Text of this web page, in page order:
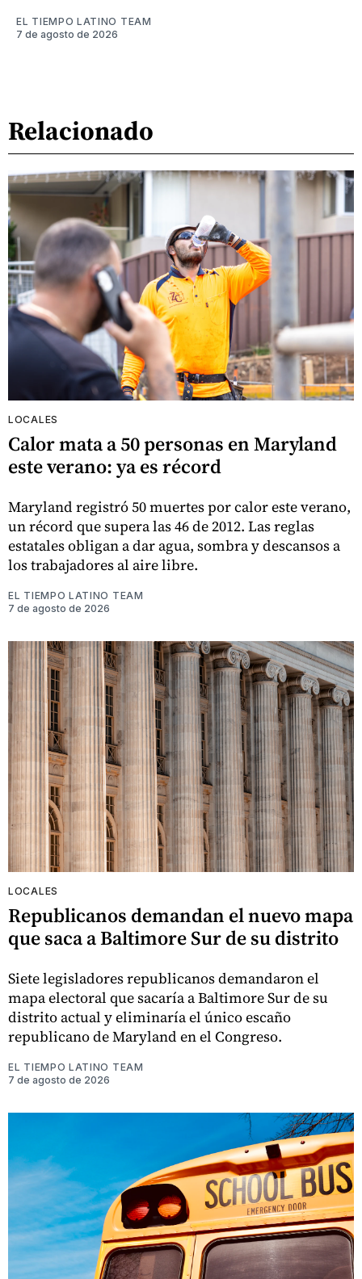
EL TIEMPO LATINO TEAM
7 de agosto de 2026
Relacionado
LOCALES
Calor mata a 50 personas en Maryland
este verano: ya es récord
Maryland registró 50 muertes por calor este verano,
un récord que supera las 46 de 2012. Las reglas
estatales obligan a dar agua, sombra y descansos a
los trabajadores al aire libre.
EL TIEMPO LATINO TEAM
7 de agosto de 2026
LOCALES
Republicanos demandan el nuevo mapa
que saca a Baltimore Sur de su distrito
Siete legisladores republicanos demandaron el
mapa electoral que sacaría a Baltimore Sur de su
distrito actual y eliminaría el único escaño
republicano de Maryland en el Congreso.
EL TIEMPO LATINO TEAM
7 de agosto de 2026